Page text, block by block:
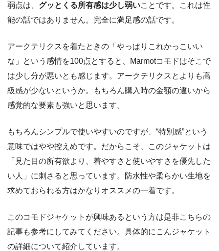
弱点は、 グッとくる所有感は少し弱いことです。これは性
能の話ではありません。完全に満足感の話です。
アークテリクスを着たときの「やっぱりこれかっこいい
な」という感情を100点とすると、Marmotコモドはそこで
は少し分が悪いとも感じます。アークテリクスとよりも高
級感が少ないというか。もちろん購入時の金額の違いから
感覚的な要素も強いと思います。
もちろんシンプルで使いやすいのですが、“特別感”という
意味ではやや控えめです。だからこそ、このジャケットは
「見た目の所有欲より、着やすさと使いやすさを優先した
い人」に刺さると思っています。防水性や柔らかい生地を
求めておられる方はかなりオススメの一着です。
このコモドジャケットが興味あるという方は是非こちらの
記事も参考にしてみてください。具体的にこんジャケット
の詳細について紹介しています。